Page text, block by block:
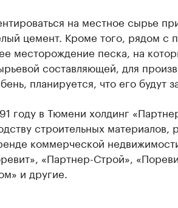
на местное сырье
цемент. Кроме того, рядом с
месторождение песка, на
составляющей, для
планируется, что его будут
году в Тюмени холдинг
строительных материалов,
коммерческой
«Партнер-Строй»,
и другие.